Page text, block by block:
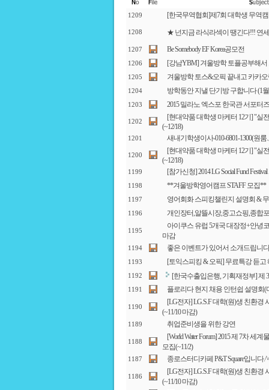
1209 [한국무역협회]제7회 대학생 무역
1208 ★ 넌지금 라식라섹이 땡긴다!!! 연
1207 Be Somebody EF Korea공모전
1206 [강남YBM] 겨울방학 토플공부해
1205 겨울방학 토스&오픽 끝내고 카카
1204 방학동안 지낼 단기방 구합니다 (1
1203 2015 밀라노 엑스포 한국관 서포터
1202
[현대약품 대학생 마케터 12기] "실
(~12/18)
1201 새내기학생이사-010-6801-1300(원
1200
[현대약품 대학생 마케터 12기] "실
(~12/18)
1199 [참가신청] 2014 LG Social Fund
1198 **겨울방학영어캠프 STAFF 모집**
1197 영어회화 스피킹챌린지 설명회 &
1196 개인장터,알뜰시장,중고쇼핑,종합
1195
아이쿠스 유럽 5개국 대장정+안녕
마감
1194 좋은 이벤트가 있어서 소개드립니
1193 [토익스피킹 & 오픽] 무료특강 듣고
1192 [한국수출입은행, 기획재정부] 제
1191 플로리다 현지 채용 인턴쉽 설명회(
1190
[LG전자] LG.S.F 대학(원)생 친환
(~11/10 마감)
1189 취업준비생을 위한 강연
1188
[World Water Forum] 2015 제 7차 세
모집(~11/2)
1187 종로스터디카페 P&T Square입니다
1186
[LG전자] LG.S.F 대학(원)생 친환
(~11/10 마감)